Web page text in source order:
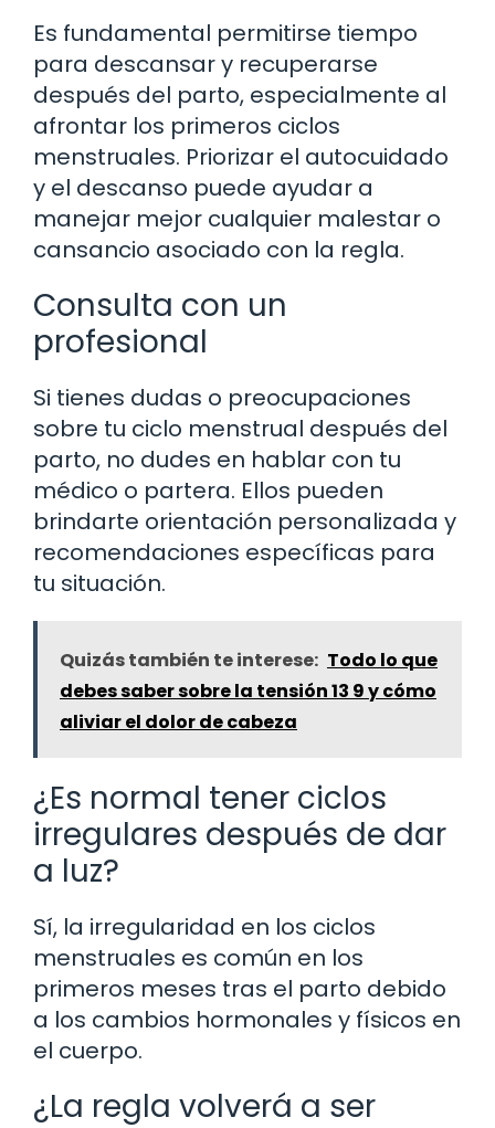
Es fundamental permitirse tiempo
para descansar y recuperarse
después del parto, especialmente al
afrontar los primeros ciclos
menstruales. Priorizar el autocuidado
y el descanso puede ayudar a
manejar mejor cualquier malestar o
cansancio asociado con la regla.
Consulta con un
profesional
Si tienes dudas o preocupaciones
sobre tu ciclo menstrual después del
parto, no dudes en hablar con tu
médico o partera. Ellos pueden
brindarte orientación personalizada y
recomendaciones específicas para
tu situación.
Quizás también te interese: Todo lo que
debes saber sobre la tensión 13 9 y cómo
aliviar el dolor de cabeza
¿Es normal tener ciclos
irregulares después de dar
a luz?
Sí, la irregularidad en los ciclos
menstruales es común en los
primeros meses tras el parto debido
a los cambios hormonales y físicos en
el cuerpo.
¿La regla volverá a ser